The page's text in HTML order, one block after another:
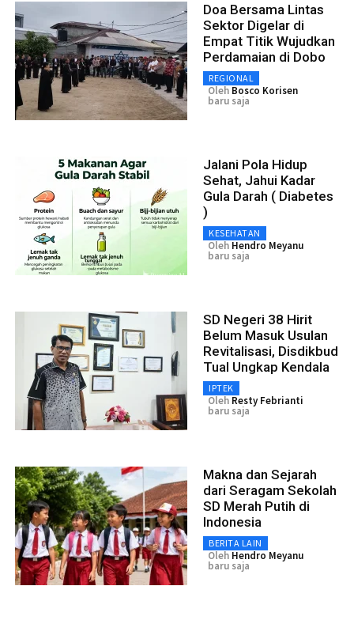
Doa Bersama Lintas
Sektor Digelar di
Empat Titik Wujudkan
Perdamaian di Dobo
REGIONAL
Oleh Bosco Korisen
baru saja
Jalani Pola Hidup
Sehat, Jahui Kadar
Gula Darah ( Diabetes
)
KESEHATAN
Oleh Hendro Meyanu
baru saja
SD Negeri 38 Hirit
Belum Masuk Usulan
Revitalisasi, Disdikbud
Tual Ungkap Kendala
IPTEK
Oleh Resty Febrianti
baru saja
Makna dan Sejarah
dari Seragam Sekolah
SD Merah Putih di
Indonesia
BERITA LAIN
Oleh Hendro Meyanu
baru saja